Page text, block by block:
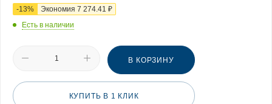
-13% Экономия 7 274.41 ₽
Есть в наличии
В КОРЗИНУ
КУПИТЬ В 1 КЛИК